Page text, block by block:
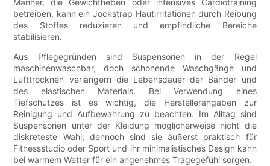
Männer, die Gewichtheben oder intensives Cardiotraining
betreiben, kann ein Jockstrap Hautirritationen durch Reibung
des Stoffes reduzieren und empfindliche Bereiche
stabilisieren.
Aus Pflegegründen sind Suspensorien in der Regel
maschinenwaschbar, doch schonende Waschgänge und
Lufttrocknen verlängern die Lebensdauer der Bänder und
des elastischen Materials. Bei Verwendung eines
Tiefschutzes ist es wichtig, die Herstellerangaben zur
Reinigung und Aufbewahrung zu beachten. Im Alltag sind
Suspensorien unter der Kleidung möglicherweise nicht die
diskreteste Wahl; dennoch sind sie äußerst praktisch für
Fitnessstudio oder Sport und ihr minimalistisches Design kann
bei warmem Wetter für ein angenehmes Tragegefühl sorgen.